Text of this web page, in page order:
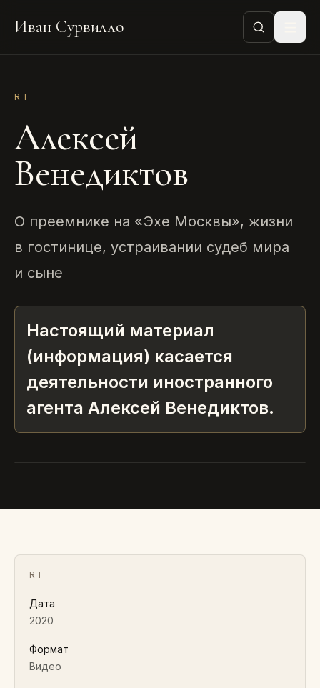
Иван Сурвилло
RT
Алексей
Венедиктов
О преемнике на «Эхе Москвы», жизни
в гостинице, устраивании судеб мира
и сыне
Настоящий материал
(информация) касается
деятельности иностранного
агента Алексей Венедиктов.
RT
Дата
2020
Формат
Видео